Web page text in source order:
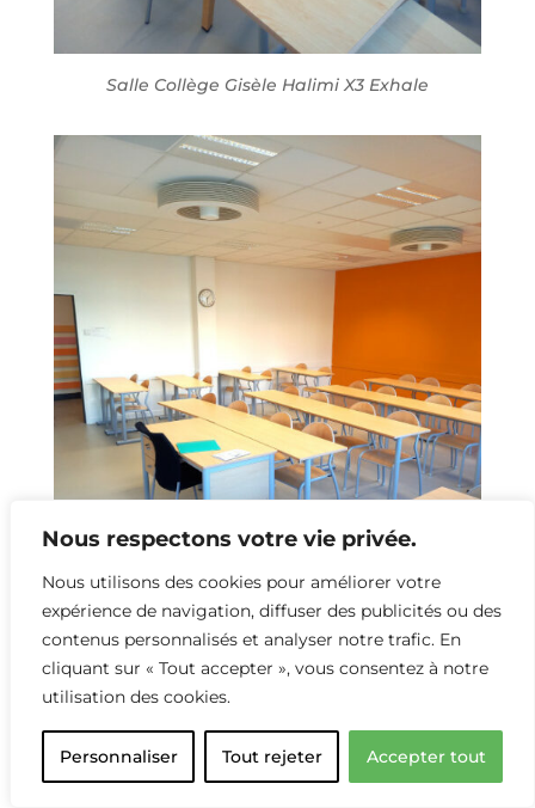
Nous respectons votre vie privée.
Nous utilisons des cookies pour améliorer votre
expérience de navigation, diffuser des publicités ou des
contenus personnalisés et analyser notre trafic. En
cliquant sur « Tout accepter », vous consentez à notre
utilisation des cookies.
Personnaliser Tout rejeter Accepter tout
Salle Collège Gisèle Halimi X3 Exhale
Salle Collège Gisèle Halimi X2 Exhale